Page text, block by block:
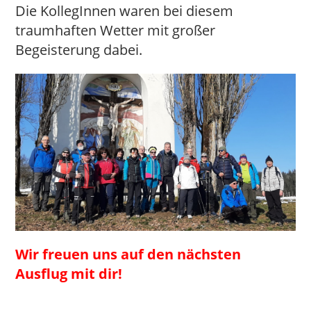
Die KollegInnen waren bei diesem
traumhaften Wetter mit großer
Begeisterung dabei.
Wir freuen uns auf den nächsten
Ausflug mit dir!